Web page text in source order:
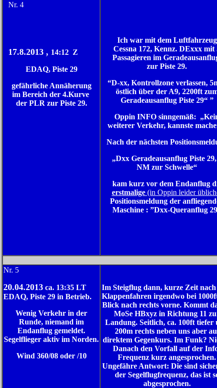
Nr. 4
17.8.2013 , 14:12 Z
EDAQ, Piste 29
gefährliche Annäherung
im Bereich der 4.Kurve
der PLR zur Piste 29.
Ich war mit dem Luftfahrzeug
Cessna 172, Kennz. DExxx mit
Passagieren im
zur Piste 29.
“D-xx, Kontrollzone verlassen,
östlich über der A9, 2200ft
Geradeausanflug Piste 29“ ”
Oppin INFO sinngemäß:
weiterer Verkehr, kannste
Nach der nächsten
„Dxx Geradeausanflug Piste
NM zur Schwelle“
kam kurz vor dem Endanflug
erstmalige (in Oppin leider
Positionsmeldung der
Maschine : ”Dxx-Queranflug
Nr. 5
20.04.2013 ca. 13:35 LT
EDAQ, Piste 29 in Betrieb.
Wenig Verkehr in der
Runde, niemand im
Endanflug gemeldet.
Segelflieger aktiv im Norden.
Wind 360/08 oder /10
Im Steigflug dann, kurze Zeit nach
Klappenfahren irgendwo bei
Blick nach rechts vorne. Kommt
MoSe HBxyz in Richtung 11
Landung. Seitlich, ca. 100ft tiefer
200m rechts neben uns aber
direktem Gegenkurs. Im Funk?
Danach den Vorfall auf der
Frequenz kurz angesprochen.
Ungefähre Antwort: Die sind
der Segelflugfrequenz, das ist
abgesprochen.